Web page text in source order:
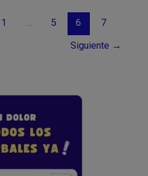
1 … 5 6 7
Siguiente →